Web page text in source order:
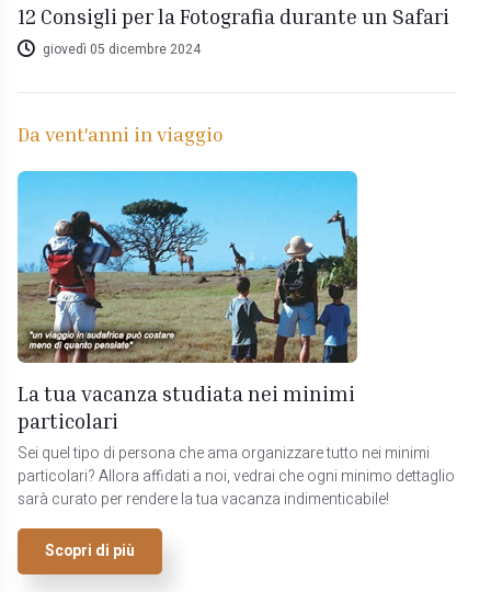
12 Consigli per la Fotografia durante un Safari
giovedì 05 dicembre 2024
Da vent'anni in viaggio
La tua vacanza studiata nei minimi
particolari
Sei quel tipo di persona che ama organizzare tutto nei minimi
particolari? Allora affidati a noi, vedrai che ogni minimo dettaglio
sarà curato per rendere la tua vacanza indimenticabile!
Scopri di più